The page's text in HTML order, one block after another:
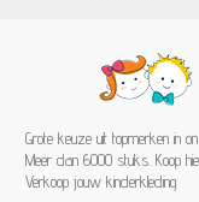
Grote keuze uit topmerken in
Meer dan 6000 stuks. Koop
Verkoop jouw kinderkleding